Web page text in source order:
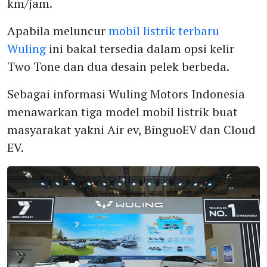
km/jam.
Apabila meluncurmobil listrik terbaru
Wuling ini bakal tersedia dalam opsi kelir
Two Tone dan dua desain pelek berbeda.
Sebagai informasi Wuling Motors Indonesia
menawarkan tiga model mobil listrik buat
masyarakat yakni Air ev, BinguoEV dan Cloud
EV.